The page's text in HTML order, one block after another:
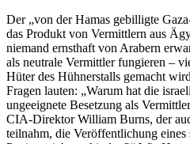
Der „von der Hamas gebilligte
das Produkt von Vermittlern aus
niemand ernsthaft von Arabern
als neutrale Vermittler fungieren –
Hüter des Hühnerstalls gemacht
Fragen lauten: „Warum hat die
ungeeignete Besetzung als
CIA-Direktor William Burns, der
teilnahm, die Veröffentlichung